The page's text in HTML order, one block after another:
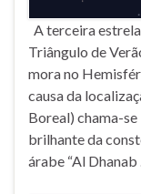
A terceira
Triângulo de
mora no
causa da
Boreal) chama-se
brilhante da
árabe “Al